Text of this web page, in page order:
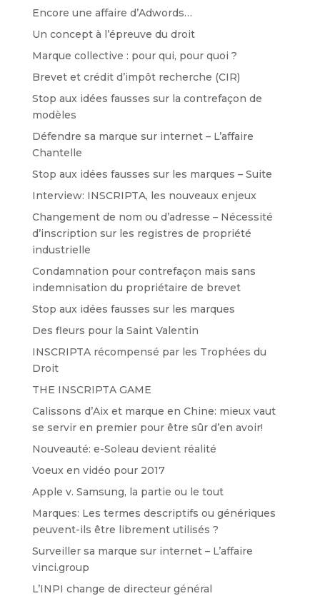
Encore une affaire d’Adwords…
Un concept à l’épreuve du droit
Marque collective : pour qui, pour quoi ?
Brevet et crédit d’impôt recherche (CIR)
Stop aux idées fausses sur la contrefaçon de
modèles
Défendre sa marque sur internet – L’affaire
Chantelle
Stop aux idées fausses sur les marques – Suite
Interview: INSCRIPTA, les nouveaux enjeux
Changement de nom ou d’adresse – Nécessité
d’inscription sur les registres de propriété
industrielle
Condamnation pour contrefaçon mais sans
indemnisation du propriétaire de brevet
Stop aux idées fausses sur les marques
Des fleurs pour la Saint Valentin
INSCRIPTA récompensé par les Trophées du
Droit
THE INSCRIPTA GAME
Calissons d’Aix et marque en Chine: mieux vaut
se servir en premier pour être sûr d’en avoir!
Nouveauté: e-Soleau devient réalité
Voeux en vidéo pour 2017
Apple v. Samsung, la partie ou le tout
Marques: Les termes descriptifs ou génériques
peuvent-ils être librement utilisés ?
Surveiller sa marque sur internet – L’affaire
vinci.group
L’INPI change de directeur général